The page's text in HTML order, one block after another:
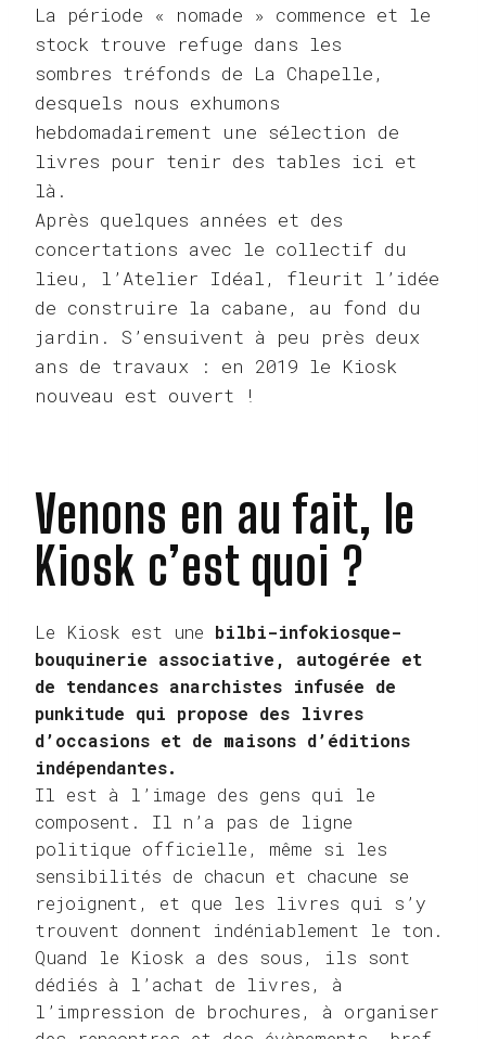
La période « nomade » commence et le
stock trouve refuge dans les
sombres tréfonds de La Chapelle,
desquels nous exhumons
hebdomadairement une sélection de
livres pour tenir des tables ici et
là.
Après quelques années et des
concertations avec le collectif du
lieu, l’Atelier Idéal, fleurit l’idée
de construire la cabane, au fond du
jardin. S’ensuivent à peu près deux
ans de travaux : en 2019 le Kiosk
nouveau est ouvert !
Venons en au fait, le
Kiosk c’est quoi ?
Le Kiosk est une bilbi-infokiosque-
bouquinerie associative, autogérée et
de tendances anarchistes infusée de
punkitude qui propose des livres
d’occasions et de maisons d’éditions
indépendantes.
Il est à l’image des gens qui le
composent. Il n’a pas de ligne
politique officielle, même si les
sensibilités de chacun et chacune se
rejoignent, et que les livres qui s’y
trouvent donnent indéniablement le ton.
Quand le Kiosk a des sous, ils sont
dédiés à l’achat de livres, à
l’impression de brochures, à organiser